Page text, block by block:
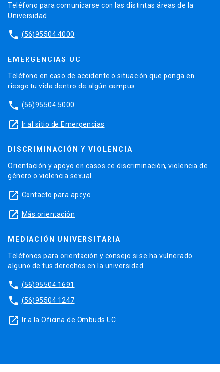
Teléfono para comunicarse con las distintas áreas de la
Universidad.
phone (56)95504 4000
EMERGENCIAS UC
Teléfono en caso de accidente o situación que ponga en
riesgo tu vida dentro de algún campus.
phone (56)95504 5000
launch Ir al sitio de Emergencias
DISCRIMINACIÓN Y VIOLENCIA
Orientación y apoyo en casos de discriminación, violencia de
género o violencia sexual.
launch Contacto para apoyo
launch Más orientación
MEDIACIÓN UNIVERSITARIA
Teléfonos para orientación y consejo si se ha vulnerado
alguno de tus derechos en la universidad.
phone (56)95504 1691
phone (56)95504 1247
launch Ir a la Oficina de Ombuds UC